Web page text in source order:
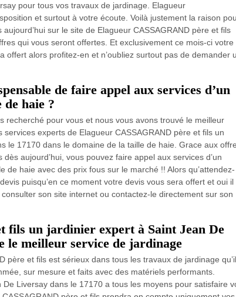
pour tous vos travaux de jardinage. Elagueur
et surtout à votre écoute. Voilà justement la raison
sur le site de Elagueur CASSAGRAND père et fils
qui vous seront offertes. Et exclusivement ce mois-ci votre
alors profitez-en et n’oubliez surtout pas de demander
de faire appel aux services d’un
haie ?
recherché pour vous et nous vous avons trouvé le meilleur
experts de Elagueur CASSAGRAND père et fils un
le 17170 dans le domaine de la taille de haie. Grace aux
aujourd’hui, vous pouvez faire appel aux services d’un
de haie avec des prix fous sur le marché !! Alors qu’attendez-
puisqu’en ce moment votre devis vous sera offert et oui il
son site internet ou contactez-le directement sur son
fils un jardinier expert à Saint Jean De
le meilleur service de jardinage
père et fils est sérieux dans tous les travaux de jardinage qu’il
sur mesure et faits avec des matériels performants.
Liversay dans le 17170 a tous les moyens pour satisfaire